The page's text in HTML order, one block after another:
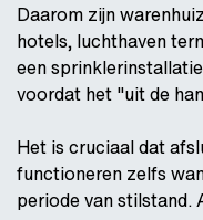
Daarom zijn
hotels, luchthaven
een
voordat het "uit de
Het is cruciaal dat
functioneren zelfs
periode van stilstand.